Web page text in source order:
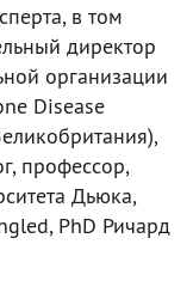
в том
директор
организации
Disease
профессор,
Дьюка,
PhD Ричард